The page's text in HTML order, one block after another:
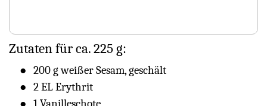
Zutaten für ca. 225 g:
200 g weißer Sesam, geschält
2 EL Erythrit